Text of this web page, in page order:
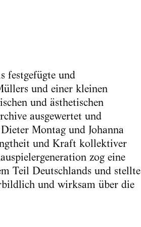
festgefügte und
und einer kleinen
und ästhetischen
ausgewertet und
Montag und Johanna
und Kraft kollektiver
zog eine
Teil Deutschlands und stellte
und wirksam über die